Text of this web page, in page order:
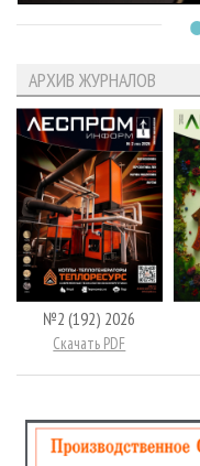
АРХИВ ЖУРНАЛОВ
№2 (192) 2026
Скачать PDF